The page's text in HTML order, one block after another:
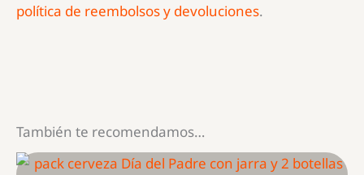
política de reembolsos y devoluciones.
También te recomendamos…